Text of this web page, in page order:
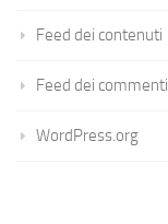
Feed dei contenuti
Feed dei commenti
WordPress.org